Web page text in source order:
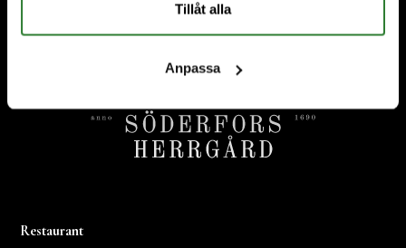
Tillåt alla
Anpassa
Restaurant